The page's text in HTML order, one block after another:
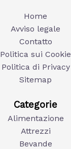
Home
Avviso legale
Contatto
Politica sui Cookie
Politica di Privacy
Sitemap
Categorie
Alimentazione
Attrezzi
Bevande